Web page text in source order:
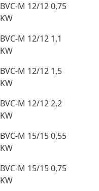
BVC-M 12/12 0,75
KW
BVC-M 12/12 1,1
KW
BVC-M 12/12 1,5
KW
BVC-M 12/12 2,2
KW
BVC-M 15/15 0,55
KW
BVC-M 15/15 0,75
KW